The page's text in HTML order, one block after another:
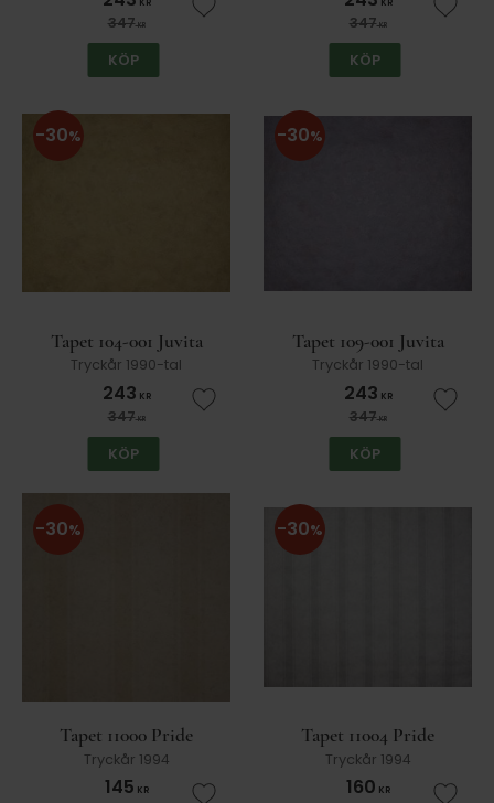
347KR Lägg till i favoriter
KÖP
347KR Lägg
KÖP
Tapet 104-001 Juvita
Tryckår 1990-tal
243 KR
347KR
30%
Lägg till i favoriter
KÖP
Tapet 109-001 Juvita
Tryckår 1990-tal
243 KR
347KR
30%
Lägg
KÖP
Tapet 11000 Pride
Tryckår 1994
145 KR
30%
Tapet 11004 Pride
Tryckår 1994
160 KR
30%